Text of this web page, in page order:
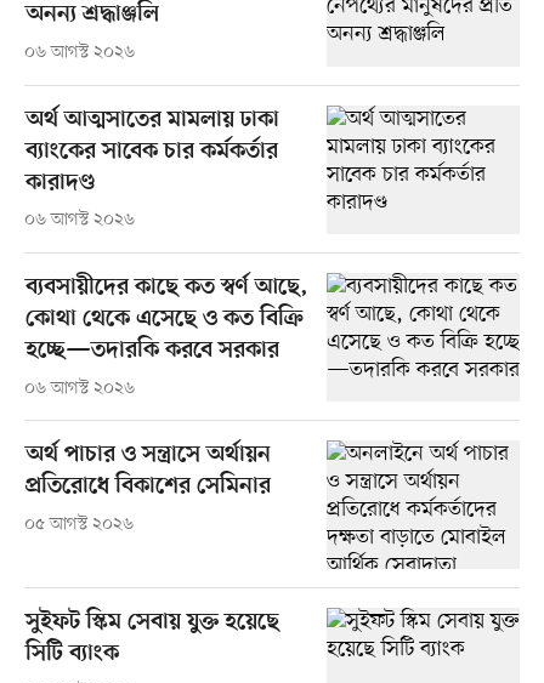
অনন্য শ্রদ্ধাঞ্জলি
০৬ আগস্ট ২০২৬
অর্থ আত্মসাতের মামলায় ঢাকা
ব্যাংকের সাবেক চার কর্মকর্তার
কারাদণ্ড
০৬ আগস্ট ২০২৬
ব্যবসায়ীদের কাছে কত স্বর্ণ আছে,
কোথা থেকে এসেছে ও কত বিক্রি
হচ্ছে—তদারকি করবে সরকার
০৬ আগস্ট ২০২৬
অর্থ পাচার ও সন্ত্রাসে অর্থায়ন
প্রতিরোধে বিকাশের সেমিনার
০৫ আগস্ট ২০২৬
সুইফট স্কিম সেবায় যুক্ত হয়েছে
সিটি ব্যাংক